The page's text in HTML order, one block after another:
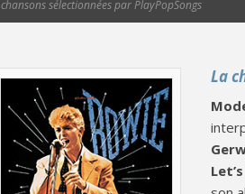
chansons sélectionnées par PlayPopSongs
La